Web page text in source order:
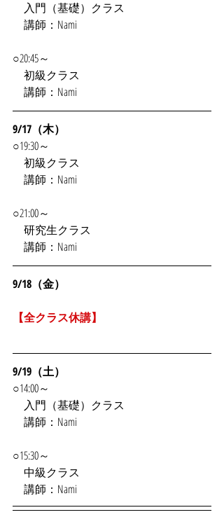
入門（基礎）クラス
講師：Nami
○20:45～
初級クラス
講師：Nami
9/17（木）
○19:30～
初級クラス
講師：Nami
○21:00～
研究生クラス
講師：Nami
9/18（金）
【全クラス休講】
9/19（土）
○14:00～
入門（基礎）クラス
講師：Nami
○15:30～
中級クラス
講師：Nami